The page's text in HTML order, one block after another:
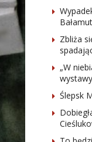
Zbliża
„W
Ślepsk